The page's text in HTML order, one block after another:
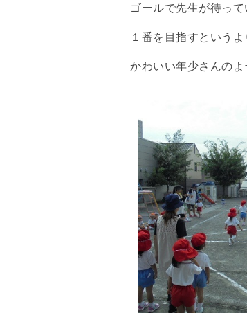
ゴールで先生が待っ
１番を目指すという
かわいい年少さんのよ